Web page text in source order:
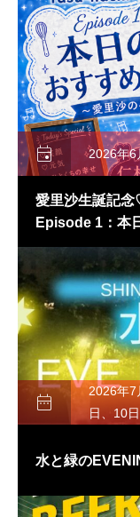
 2026年6
愛里沙生誕記
Episode 1：本
理）～

2026年7
日、10
水と緑の